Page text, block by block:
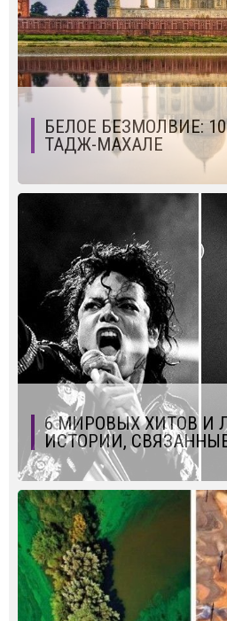
БЕЛОЕ БЕЗМОЛВИЕ:
ТАДЖ-МАХАЛЕ
6 МИРОВЫХ ХИТОВ И
ИСТОРИИ,